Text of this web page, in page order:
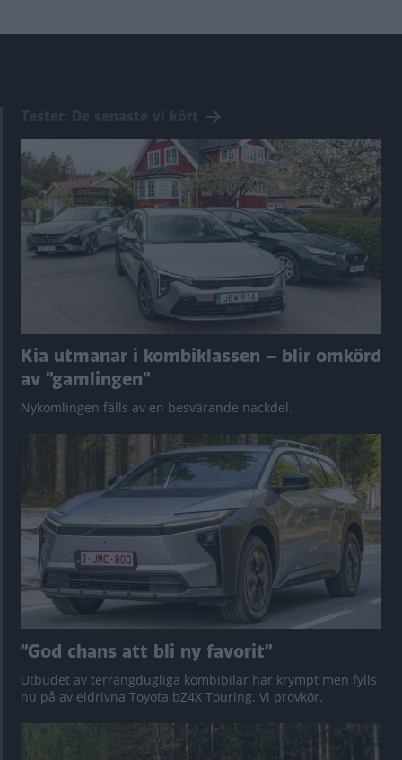
Kia utmanar i kombiklassen – blir omkörd
av ”gamlingen”
Nykomlingen fälls av en besvärande nackdel.
”God chans att bli ny favorit”
Utbudet av terrängdugliga kombibilar har krympt men fylls
nu på av eldrivna Toyota bZ4X Touring. Vi provkör.